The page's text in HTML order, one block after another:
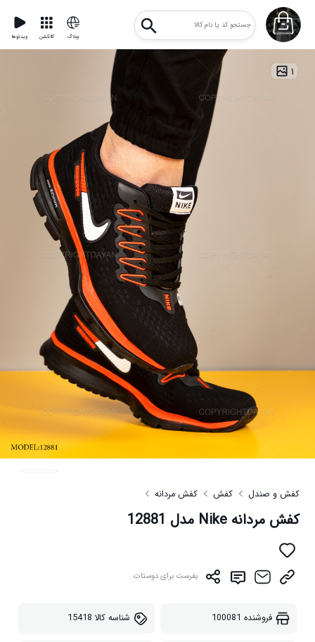
ویدئوها کالکشن وبلاگ
۱
کفش و صندل کفش کفش مردانه
کفش مردانه Nike مدل 12881
بفرست برای دوستات
فروشنده 100081 شناسه کالا 15418